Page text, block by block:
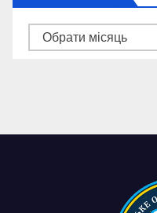
Архів